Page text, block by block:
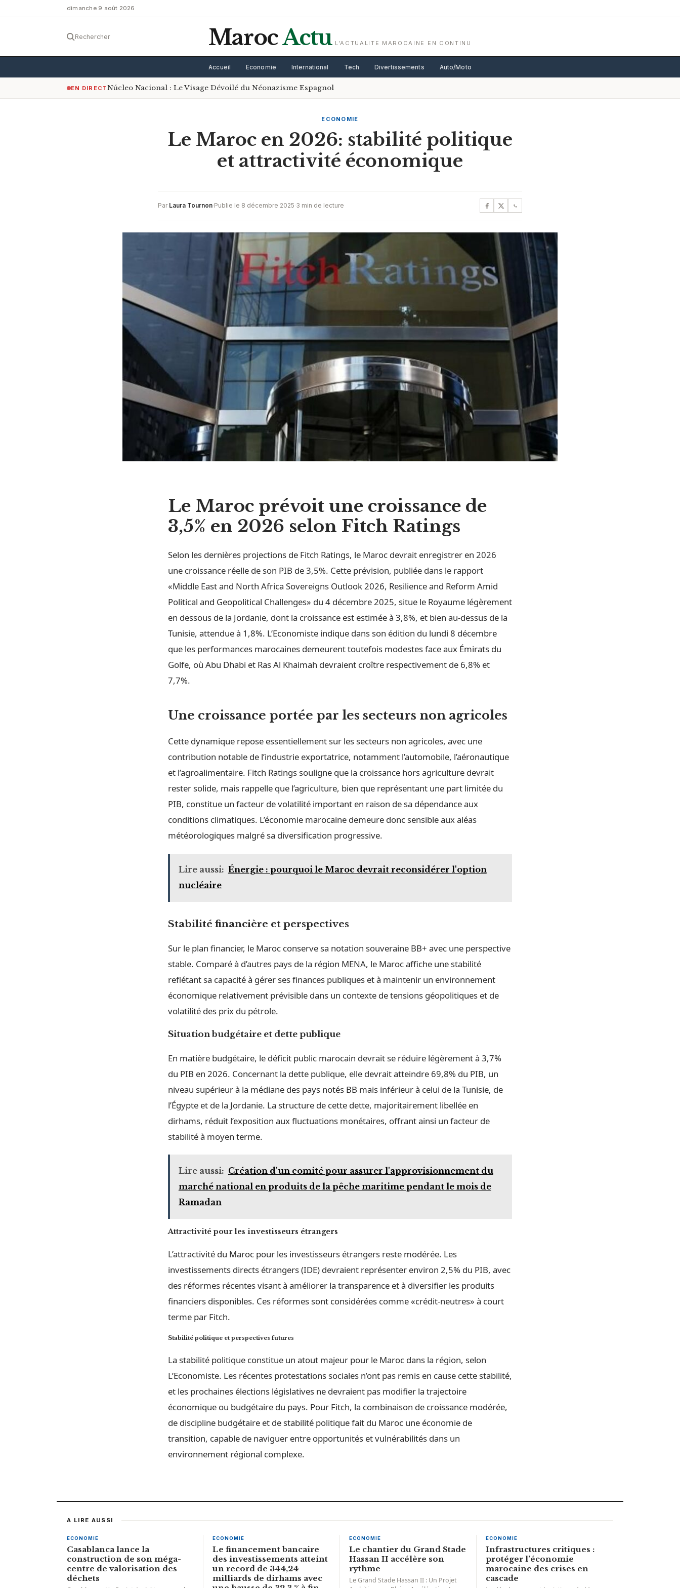
dimanche 9 août 2026
Rechercher MarocActu L'ACTUALITE MAROCAINE EN CONTINU
Accueil Economie International Tech Divertissements Auto/Moto
EN DIRECTNúcleo Nacional : Le Visage Dévoilé du Néonazisme Espagnol
ECONOMIE
Le Maroc en 2026: stabilité politique
et attractivité économique
Par Laura Tournon·Publie le 8 décembre 2025·3 min de lecture
Le Maroc prévoit une croissance de
3,5% en 2026 selon Fitch Ratings
Selon les dernières projections de Fitch Ratings, le Maroc devrait enregistrer en 2026
une croissance réelle de son PIB de 3,5%. Cette prévision, publiée dans le rapport
«Middle East and North Africa Sovereigns Outlook 2026, Resilience and Reform Amid
Political and Geopolitical Challenges» du 4 décembre 2025, situe le Royaume légèrement
en dessous de la Jordanie, dont la croissance est estimée à 3,8%, et bien au-dessus de la
Tunisie, attendue à 1,8%. L’Economiste indique dans son édition du lundi 8 décembre
que les performances marocaines demeurent toutefois modestes face aux Émirats du
Golfe, où Abu Dhabi et Ras Al Khaimah devraient croître respectivement de 6,8% et
7,7%.
Une croissance portée par les secteurs non agricoles
Cette dynamique repose essentiellement sur les secteurs non agricoles, avec une
contribution notable de l’industrie exportatrice, notamment l’automobile, l’aéronautique
et l’agroalimentaire. Fitch Ratings souligne que la croissance hors agriculture devrait
rester solide, mais rappelle que l’agriculture, bien que représentant une part limitée du
PIB, constitue un facteur de volatilité important en raison de sa dépendance aux
conditions climatiques. L’économie marocaine demeure donc sensible aux aléas
météorologiques malgré sa diversification progressive.
Lire aussi: Énergie : pourquoi le Maroc devrait reconsidérer l'option
nucléaire
Stabilité financière et perspectives
Sur le plan financier, le Maroc conserve sa notation souveraine BB+ avec une perspective
stable. Comparé à d’autres pays de la région MENA, le Maroc affiche une stabilité
reflétant sa capacité à gérer ses finances publiques et à maintenir un environnement
économique relativement prévisible dans un contexte de tensions géopolitiques et de
volatilité des prix du pétrole.
Situation budgétaire et dette publique
En matière budgétaire, le déficit public marocain devrait se réduire légèrement à 3,7%
du PIB en 2026. Concernant la dette publique, elle devrait atteindre 69,8% du PIB, un
niveau supérieur à la médiane des pays notés BB mais inférieur à celui de la Tunisie, de
l’Égypte et de la Jordanie. La structure de cette dette, majoritairement libellée en
dirhams, réduit l’exposition aux fluctuations monétaires, offrant ainsi un facteur de
stabilité à moyen terme.
Lire aussi: Création d'un comité pour assurer l'approvisionnement du
marché national en produits de la pêche maritime pendant le mois de
Ramadan
Attractivité pour les investisseurs étrangers
L’attractivité du Maroc pour les investisseurs étrangers reste modérée. Les
investissements directs étrangers (IDE) devraient représenter environ 2,5% du PIB, avec
des réformes récentes visant à améliorer la transparence et à diversifier les produits
financiers disponibles. Ces réformes sont considérées comme «crédit-neutres» à court
terme par Fitch.
Stabilité politique et perspectives futures
La stabilité politique constitue un atout majeur pour le Maroc dans la région, selon
L’Economiste. Les récentes protestations sociales n’ont pas remis en cause cette stabilité,
et les prochaines élections législatives ne devraient pas modifier la trajectoire
économique ou budgétaire du pays. Pour Fitch, la combinaison de croissance modérée,
de discipline budgétaire et de stabilité politique fait du Maroc une économie de
transition, capable de naviguer entre opportunités et vulnérabilités dans un
environnement régional complexe.
A LIRE AUSSI
ECONOMIE
Casablanca lance la
construction de son méga-
centre de valorisation des
déchets
ECONOMIE
Le financement bancaire
des investissements atteint
un record de 344,24
milliards de dirhams avec
ECONOMIE
Le chantier du Grand Stade
Hassan II accélère son
rythme
Le Grand Stade Hassan II : Un Projet
ECONOMIE
Infrastructures critiques :
protéger l’économie
marocaine des crises en
cascade